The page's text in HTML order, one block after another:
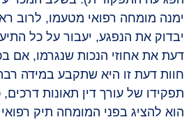
ימנה מומחה רפואי מטעמו, לרוב
יבדוק את הנפגע, יעבור על כל
דעת את אחוזי הנכות שנגרמו, אם
חוות דעת זו היא שתקבע במידה
תפקידו של עורך דין תאונות דרכים,
הוא להציג בפני המומחה תיק